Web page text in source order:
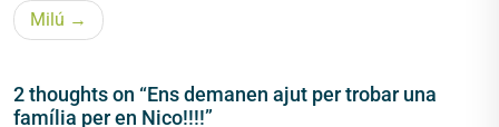
Milú
2 thoughts on “Ens demanen ajut per trobar una
família per en Nico!!!!”